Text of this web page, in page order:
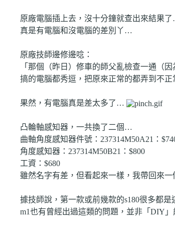
原廠電腦插上去，沒十分鐘就查出來結果
真是有電腦和沒電腦的差別丫…
原廠技師邊修邊唸：
「那個（昨日）修車的師父亂檢查一通（
搞的電腦都秀逗，把原來正常的都弄到不正
果然，有電腦真是差太多了…
凸輪軸感知器，一共換了二個…
曲軸角度感知器件號：237314M50A21：
角度感知器：237314M50B21：$800
工資：$680
雖然名字有差，但看起來一樣，我帶回來
據技師說，第一款或前幾款的s180很多都
m1也有曾經出過這類的問題，並非「DIY